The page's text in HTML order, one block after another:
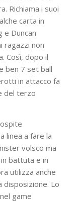
Richiama i suoi
carta in
e Duncan
ragazzi non
Così, dopo il
ben 7 set ball
in attacco fa
del terzo
linea a fare la
volsco ma
battuta e in
utilizza anche
disposizione. Lo
game